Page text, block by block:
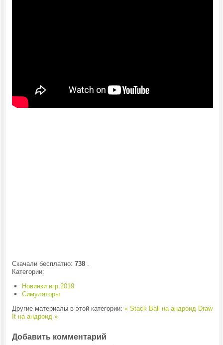
Скачали бесплатно: 738.
Категории:
Новинки игр 2019
Симуляторы
Другие материалы в этой категории: « Stack Ball на андроид Draw
It на андроид »
Добавить комментарий